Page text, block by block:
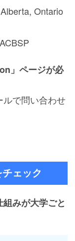
Ontario
」ページが必
ルで問い合わせ
ェック
みが大学ごと